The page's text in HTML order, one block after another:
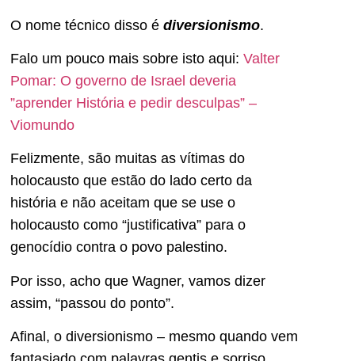
O nome técnico disso é diversionismo.
Falo um pouco mais sobre isto aqui: Valter
Pomar: O governo de Israel deveria
”aprender História e pedir desculpas” –
Viomundo
Felizmente, são muitas as vítimas do
holocausto que estão do lado certo da
história e não aceitam que se use o
holocausto como “justificativa” para o
genocídio contra o povo palestino.
Por isso, acho que Wagner, vamos dizer
assim, “passou do ponto”.
Afinal, o diversionismo – mesmo quando vem